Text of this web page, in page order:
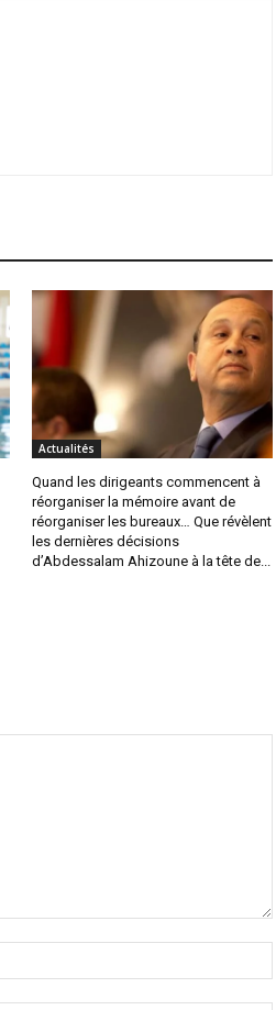
Actualités
Quand les dirigeants commencent à
réorganiser la mémoire avant de
réorganiser les bureaux… Que révèlent
les dernières décisions
d’Abdessalam Ahizoune à la tête de...
:*